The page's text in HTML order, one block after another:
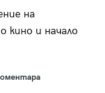
на
кино и начало